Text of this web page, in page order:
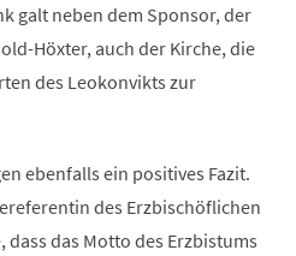
galt neben dem Sponsor, der
Höxter, auch der Kirche, die
des Leokonvikts zur
ebenfalls ein positives Fazit.
des Erzbischöflichen
das Motto des Erzbistums